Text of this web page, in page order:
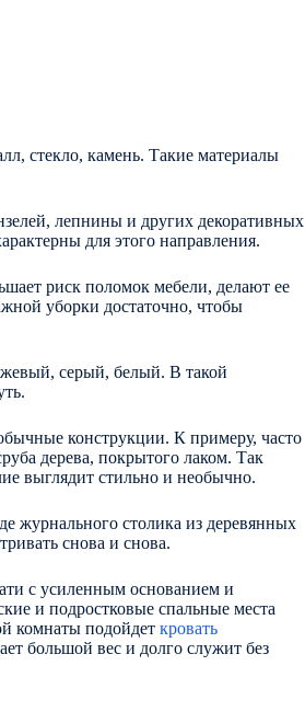
стекло, камень. Такие материалы
лепнины и других декоративных
для этого направления.
риск поломок мебели, делают ее
уборки достаточно, чтобы
серый, белый. В такой
конструкции. К примеру, часто
дерева, покрытого лаком. Так
выглядит стильно и необычно.
журнального столика из деревянных
снова и снова.
с усиленным основанием и
и подростковые спальные места
комнаты подойдет кровать
большой вес и долго служит без